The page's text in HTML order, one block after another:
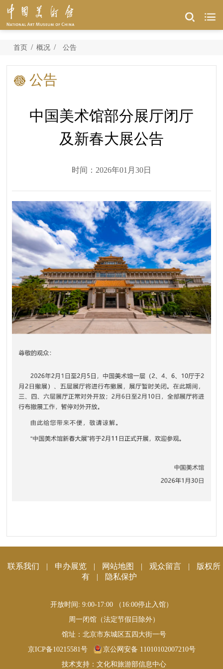
首页 / 概况 / 公告
公告
中国美术馆部分展厅闭厅
及新春大展公告
时间：2026年01月30日
联系我们 | 申办展览 | 网站地图 | 观众留言 |
版权所
有
| 隐私保护
开放时间: 9:00-17:00 （16:00停止入馆）
周一闭馆（法定节假日除外）
馆址：北京市东城区五四大街一号
京ICP备10215581号
京公网安备 11010102007210号
技术支持：文化和旅游部信息中心